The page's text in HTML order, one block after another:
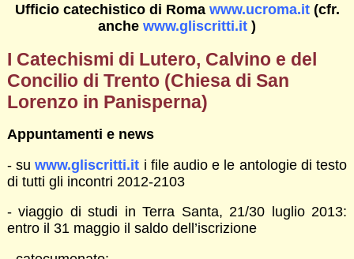
Ufficio catechistico di Roma www.ucroma.it (cfr.
anche www.gliscritti.it )
I Catechismi di Lutero, Calvino e del
Concilio di Trento (Chiesa di San
Lorenzo in Panisperna)
Appuntamenti e news
- suwww.gliscritti.it i file audio e le antologie di testo
di tutti gli incontri 2012-2103
- viaggio di studi in Terra Santa, 21/30 luglio 2013:
entro il 31 maggio il saldo dell’iscrizione